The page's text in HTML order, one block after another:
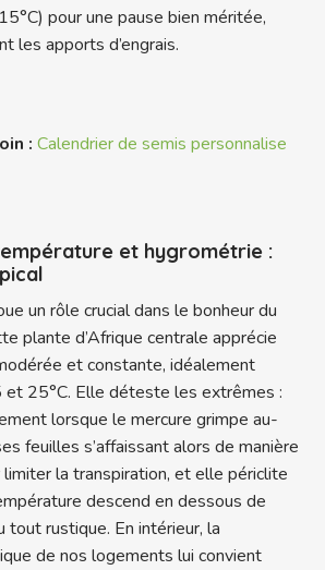
pour une pause bien méritée,
les apports d’engrais.
: Calendrier de semis personnalise
et hygrométrie :
un rôle crucial dans le bonheur du
plante d’Afrique centrale apprécie
et constante, idéalement
25°C. Elle déteste les extrêmes :
lorsque le mercure grimpe au-
feuilles s’affaissant alors de manière
la transpiration, et elle périclite
descend en dessous de
tout rustique. En intérieur, la
de nos logements lui convient